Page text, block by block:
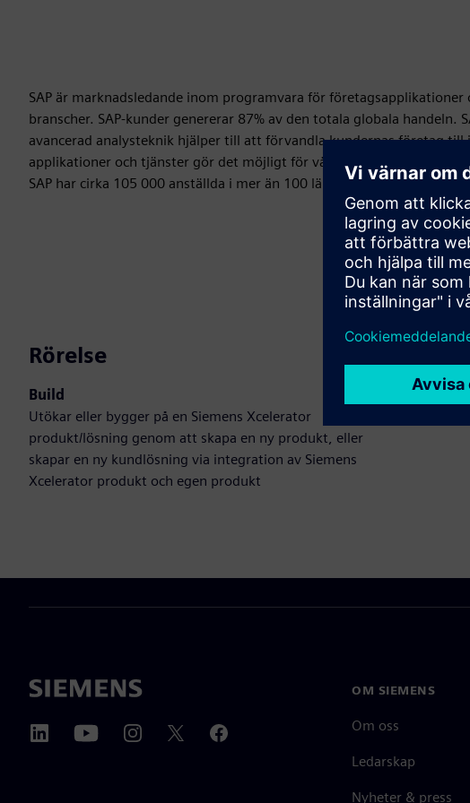
SAP är marknadsledande inom programvara för
branscher. SAP-kunder genererar 87% av den totala globala handeln.
avancerad analysteknik hjälper till att förvandla kundernas företag
applikationer och tjänster gör det möjligt för våra kunder att arbeta
SAP har cirka 105 000 anställda i mer än 100 länder och har sitt
Rörelse
Build
Utökar eller bygger på en Siemens Xcelerator
produkt/lösning genom att skapa en ny produkt, eller
skapar en ny kundlösning via integration av Siemens
Xcelerator produkt och egen produkt
OM SIEMENS
Om oss
Ledarskap
Nyheter & press